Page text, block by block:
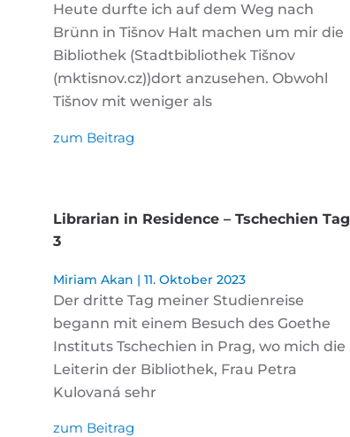
Heute durfte ich auf dem Weg nach
Brünn in Tišnov Halt machen um mir die
Bibliothek (Stadtbibliothek Tišnov
(mktisnov.cz))dort anzusehen. Obwohl
Tišnov mit weniger als
zum Beitrag
Librarian in Residence – Tschechien Tag
3
Miriam Akan 11. Oktober 2023
Der dritte Tag meiner Studienreise
begann mit einem Besuch des Goethe
Instituts Tschechien in Prag, wo mich die
Leiterin der Bibliothek, Frau Petra
Kulovaná sehr
zum Beitrag